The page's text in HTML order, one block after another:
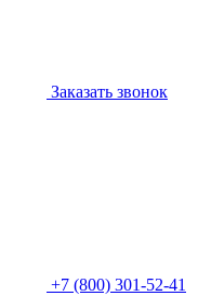
Заказать звонок
+7 (800) 301-52-41